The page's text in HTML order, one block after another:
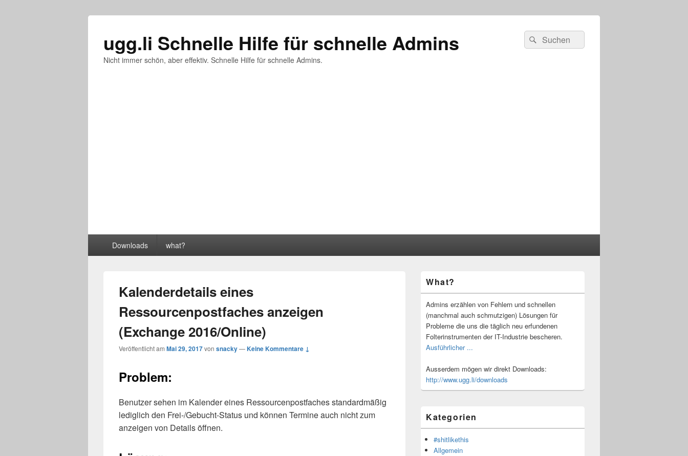
ugg.li Schnelle Hilfe für schnelle Admins
Nicht immer schön, aber effektiv. Schnelle Hilfe für schnelle Admins.
Suchen
nach:
Suchen
Downloads what?
Kalenderdetails eines
Ressourcenpostfaches anzeigen
(Exchange 2016/Online)
Veröffentlicht am Mai 29, 2017von snacky—Keine Kommentare ↓
Problem:
Benutzer sehen im Kalender eines Ressourcenpostfaches standardmäßig
lediglich den Frei-/Gebucht-Status und können Termine auch nicht zum
anzeigen von Details öffnen.
Seitenleisten-
Widgetbereich
What?
Admins erzählen von Fehlern und schnellen
(manchmal auch schmutzigen) Lösungen für
Probleme die uns die täglich neu erfundenen
Folterinstrumenten der IT-Industrie bescheren.
Ausführlicher ...
Ausserdem mögen wir direkt Downloads:
http://www.ugg.li/downloads
Kategorien
#shitlikethis
Allgemein